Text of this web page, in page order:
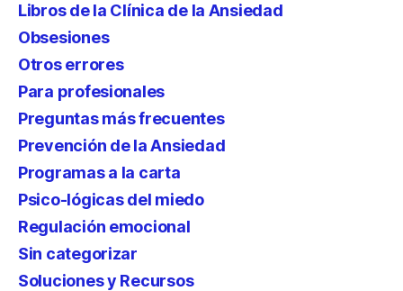
Libros de la Clínica de la Ansiedad
Obsesiones
Otros errores
Para profesionales
Preguntas más frecuentes
Prevención de la Ansiedad
Programas a la carta
Psico-lógicas del miedo
Regulación emocional
Sin categorizar
Soluciones y Recursos